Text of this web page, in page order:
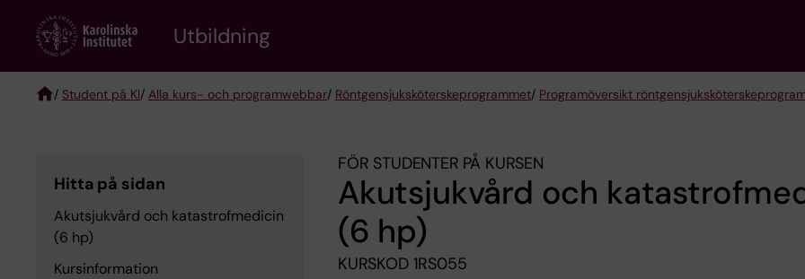
content
Utbildning
/ Student på KI/ Alla kurs- och programwebbar/ Röntgen­sjuk­sköterske­programmet/ Programöversikt
Hitta på sidan
Akutsjukvård och katastrofmedicin
(6 hp)
Kursinformation
FÖR STUDENTER PÅ KURSEN
Akutsjukvård och
(6 hp)
KURSKOD 1RS055